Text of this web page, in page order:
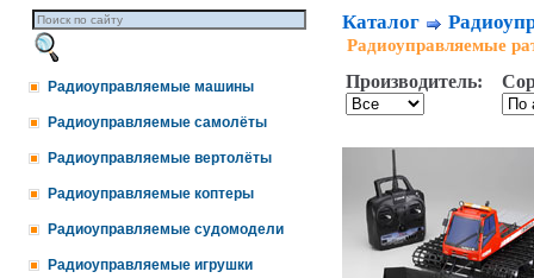
Радиоуправляемые машины
Радиоуправляемые самолёты
Радиоуправляемые вертолёты
Радиоуправляемые коптеры
Радиоуправляемые судомодели
Радиоуправляемые игрушки
Каталог
Радиоуправляемые
Производитель: